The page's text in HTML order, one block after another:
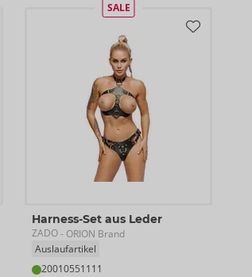
SALE
Harness-Set aus Leder
ZADO- ORION Brand
Auslaufartikel
20010551111